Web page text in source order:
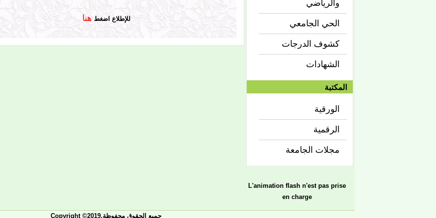
للإطلاع اضغط هنا
والرياضي
الحي الجامعي
كشوف الدرجات
الشهادات
المكتبة
الورقية
الرقمية
مجلات الجامعة
L'animation flash n'est pas prise
en charge
Copyright ©2019.جميع الحقوق محفوظة